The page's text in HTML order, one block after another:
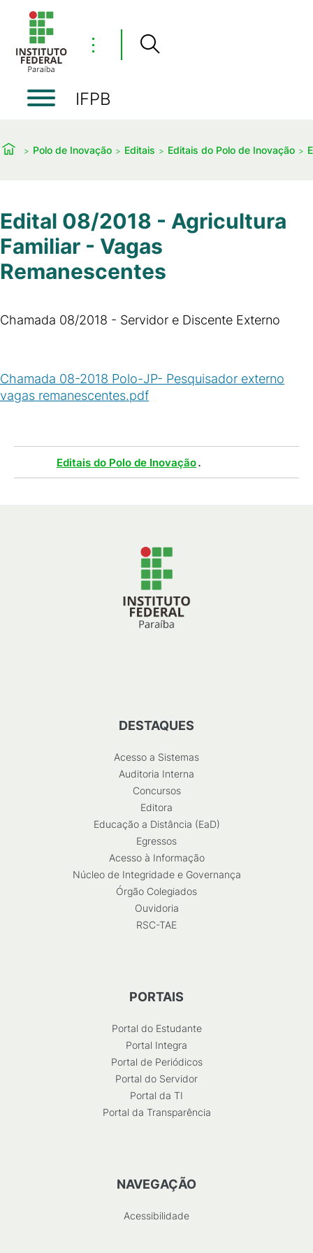
⋮
IFPB
Polo de Inovação Editais Editais do Polo de Inovação
Edital 08/2018 - Agricultura
Familiar - Vagas
Remanescentes
Chamada 08/2018 - Servidor e Discente Externo
Chamada 08-2018 Polo-JP- Pesquisador externo
vagas remanescentes.pdf
Editais do Polo de Inovação.
DESTAQUES
Acesso a Sistemas
Auditoria Interna
Concursos
Editora
Educação a Distância (EaD)
Egressos
Acesso à Informação
Núcleo de Integridade e Governança
Órgão Colegiados
Ouvidoria
RSC-TAE
PORTAIS
Portal do Estudante
Portal Integra
Portal de Periódicos
Portal do Servidor
Portal da TI
Portal da Transparência
NAVEGAÇÃO
Acessibilidade